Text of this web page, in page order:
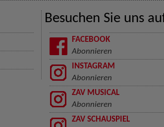
Besuchen Sie uns
FACEBOOK
Abonnieren
INSTAGRAM
Abonnieren
ZAV MUSICAL
Abonnieren
ZAV SCHAUSPIEL